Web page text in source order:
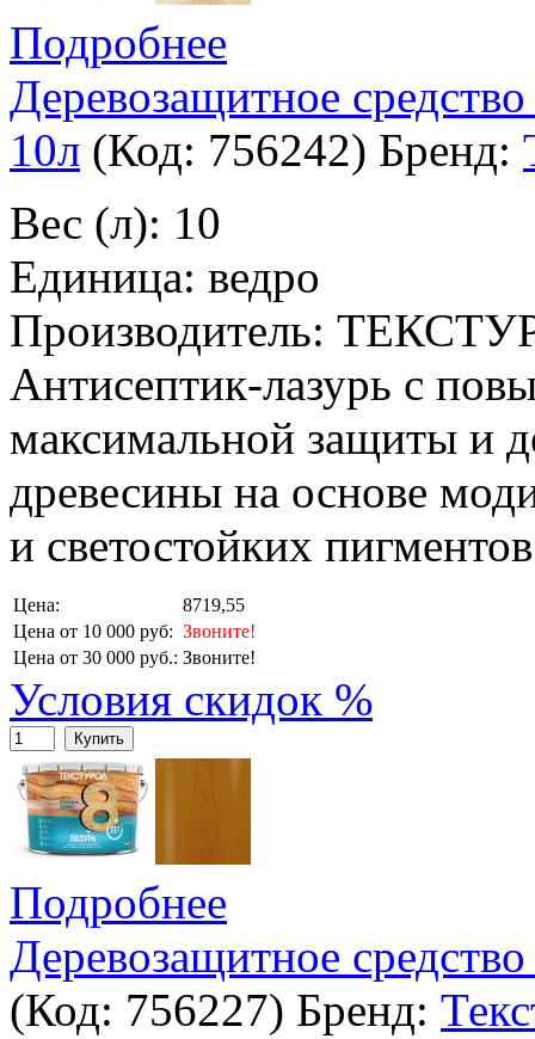
Подробнее
Деревозащитное
10л (Код: 756242) Бренд:
Вес (л): 10
Единица: ведро
Производитель:
Антисептик-лазурь с
максимальной защиты и
древесины на основе
и светостойких
Цена:
8719,55
Цена от 10 000 руб: Звоните!
Цена от 30 000 руб.: Звоните!
Условия скидок %
Купить
Подробнее
Деревозащитное
(Код: 756227) Бренд: